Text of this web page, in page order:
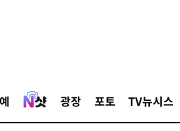
광장 포토 TV뉴시스